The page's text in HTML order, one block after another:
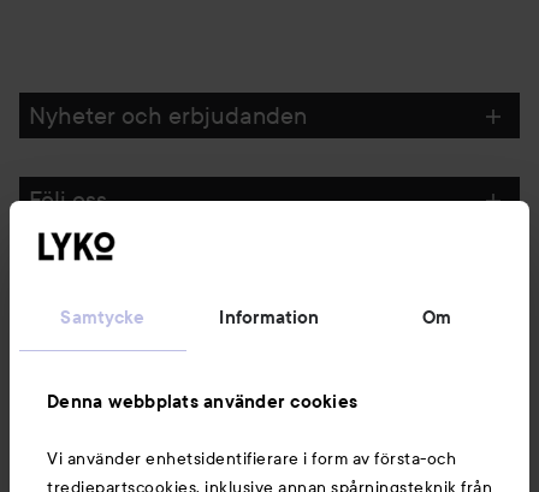
Samtycke Information Om
Denna webbplats använder cookies
Vi använder enhetsidentifierare i form av första-och
tredjepartscookies, inklusive annan spårningsteknik från
Nyheter och erbjudanden
Följ oss
Du kanske också gillar